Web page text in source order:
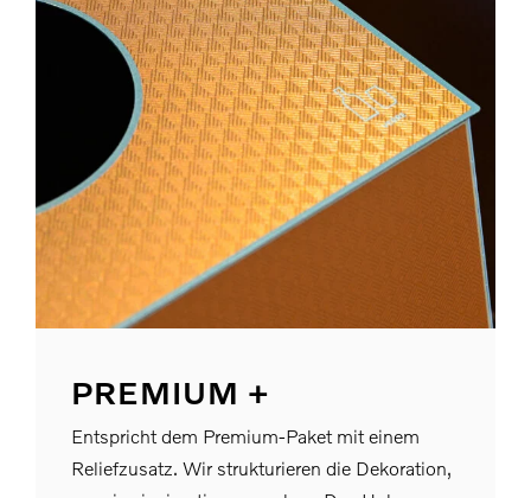
PREMIUM +
Entspricht dem Premium-Paket mit einem
Reliefzusatz. Wir strukturieren die Dekoration,